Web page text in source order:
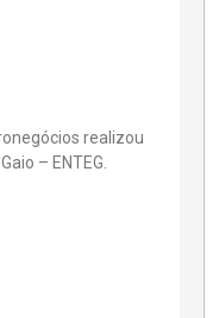
realizou
– ENTEG.